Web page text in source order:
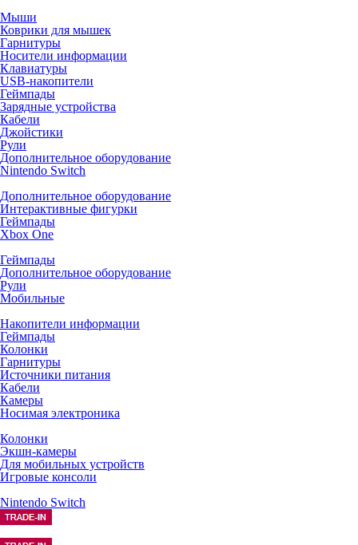
Мыши
Коврики для мышек
Гарнитуры
Носители информации
Клавиатуры
USB-накопители
Геймпады
Зарядные устройства
Кабели
Джойстики
Рули
Дополнительное оборудование
Nintendo Switch
Дополнительное оборудование
Интерактивные фигурки
Геймпады
Xbox One
Геймпады
Дополнительное оборудование
Рули
Мобильные
Накопители информации
Геймпады
Колонки
Гарнитуры
Источники питания
Кабели
Камеры
Носимая электроника
Колонки
Экшн-камеры
Для мобильных устройств
Игровые консоли
Nintendo Switch